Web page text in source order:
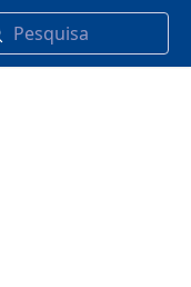
Pesquisa